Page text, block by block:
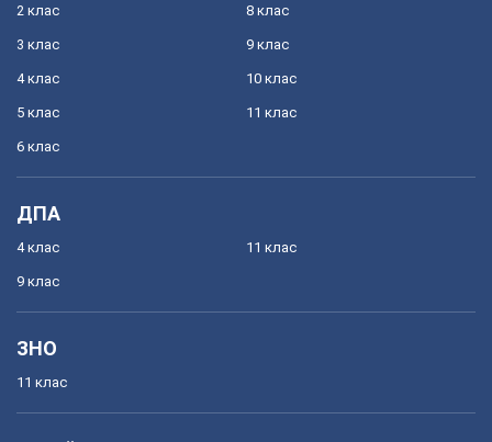
2 клас
3 клас
4 клас
5 клас
6 клас
8 клас
9 клас
10 клас
11 клас
ДПА
4 клас
9 клас
11 клас
ЗНО
11 клас